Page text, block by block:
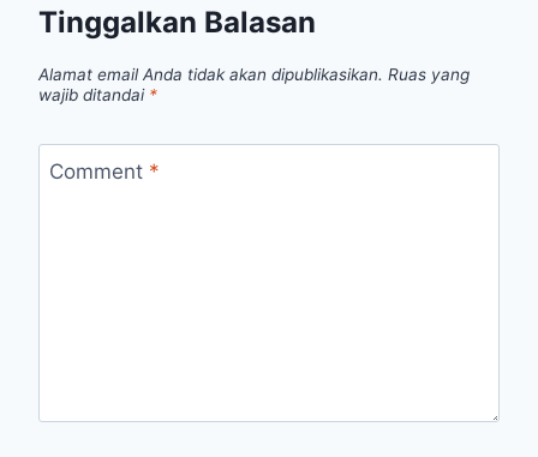
Tinggalkan Balasan
Alamat email Anda tidak akan dipublikasikan. Ruas yang
wajib ditandai *
Comment *